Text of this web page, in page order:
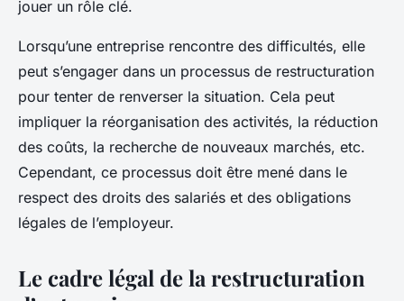
jouer un rôle clé.
Lorsqu’une entreprise rencontre des difficultés, elle
peut s’engager dans un processus de restructuration
pour tenter de renverser la situation. Cela peut
impliquer la réorganisation des activités, la réduction
des coûts, la recherche de nouveaux marchés, etc.
Cependant, ce processus doit être mené dans le
respect des droits des salariés et des obligations
légales de l’employeur.
Le cadre légal de la restructuration